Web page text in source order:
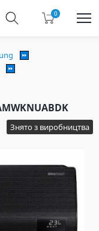
0
Знято з виробництва